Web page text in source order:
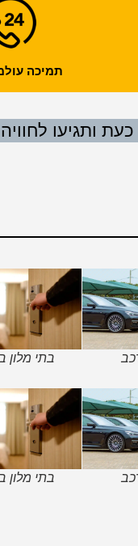
תמיכה עולמית
כעת ותגיעו
בתי מלון
בתי מלון